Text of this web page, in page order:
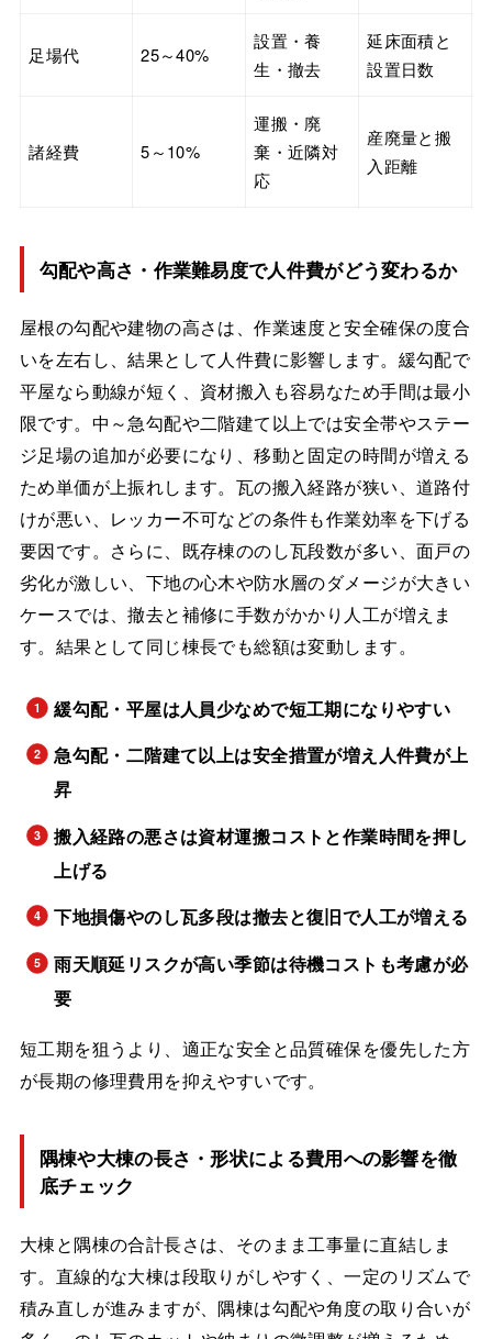
足場代 25～40%
設置・養
生・撤去
延床面積と
設置日数
諸経費 5～10%
運搬・廃
棄・近隣対
応
産廃量と搬
入距離
勾配や高さ・作業難易度で人件費がどう変わるか
屋根の勾配や建物の高さは、作業速度と安全確保の度合
いを左右し、結果として人件費に影響します。緩勾配で
平屋なら動線が短く、資材搬入も容易なため手間は最小
限です。中～急勾配や二階建て以上では安全帯やステー
ジ足場の追加が必要になり、移動と固定の時間が増える
ため単価が上振れします。瓦の搬入経路が狭い、道路付
けが悪い、レッカー不可などの条件も作業効率を下げる
要因です。さらに、既存棟ののし瓦段数が多い、面戸の
劣化が激しい、下地の心木や防水層のダメージが大きい
ケースでは、撤去と補修に手数がかかり人工が増えま
す。結果として同じ棟長でも総額は変動します。
緩勾配・平屋は人員少なめで短工期になりやすい
急勾配・二階建て以上は安全措置が増え人件費が上
昇
搬入経路の悪さは資材運搬コストと作業時間を押し
上げる
下地損傷やのし瓦多段は撤去と復旧で人工が増える
雨天順延リスクが高い季節は待機コストも考慮が必
要
短工期を狙うより、適正な安全と品質確保を優先した方
が長期の修理費用を抑えやすいです。
隅棟や大棟の長さ・形状による費用への影響を徹
底チェック
大棟と隅棟の合計長さは、そのまま工事量に直結しま
す。直線的な大棟は段取りがしやすく、一定のリズムで
積み直しが進みますが、隅棟は勾配や角度の取り合いが